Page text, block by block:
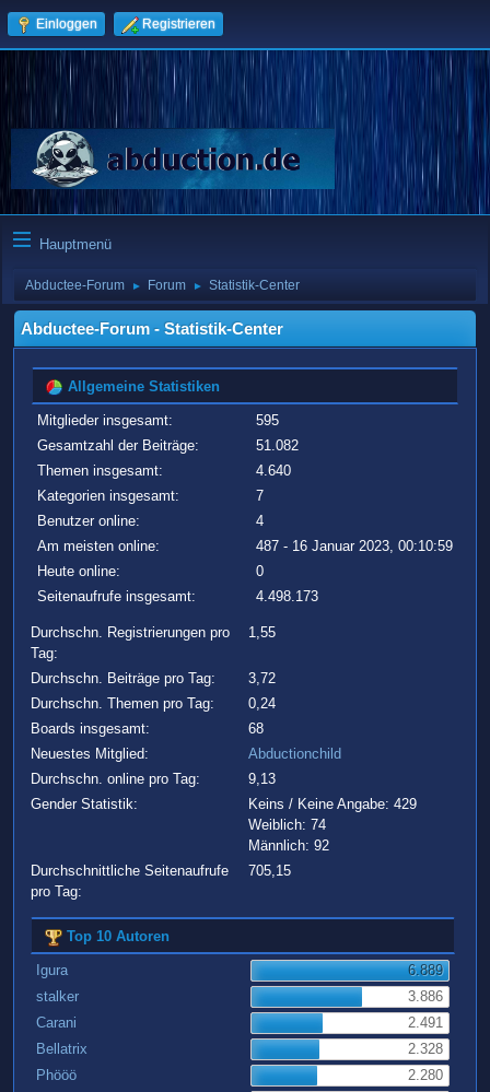
Einloggen Registrieren
Hauptmenü
Abductee-Forum ► Forum ► Statistik-Center
Abductee-Forum - Statistik-Center
Allgemeine Statistiken
Mitglieder insgesamt:
595
Gesamtzahl der Beiträge:
51.082
Themen insgesamt:
4.640
Kategorien insgesamt:
7
Benutzer online:
4
Am meisten online:
487 - 16 Januar 2023, 00:10:59
Heute online:
0
Seitenaufrufe insgesamt:
4.498.173
Durchschn. Registrierungen pro
Tag:
1,55
Durchschn. Beiträge pro Tag:
3,72
Durchschn. Themen pro Tag:
0,24
Boards insgesamt:
68
Neuestes Mitglied:
Abductionchild
Durchschn. online pro Tag:
9,13
Gender Statistik:
Keins / Keine Angabe: 429
Weiblich: 74
Männlich: 92
Durchschnittliche Seitenaufrufe
pro Tag:
705,15
Top 10 Autoren
Igura
6.889
stalker
3.886
Carani
2.491
Bellatrix
2.328
Phööö
2.280